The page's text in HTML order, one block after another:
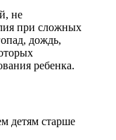
не
при сложных
дождь,
ребенка.
детям старше